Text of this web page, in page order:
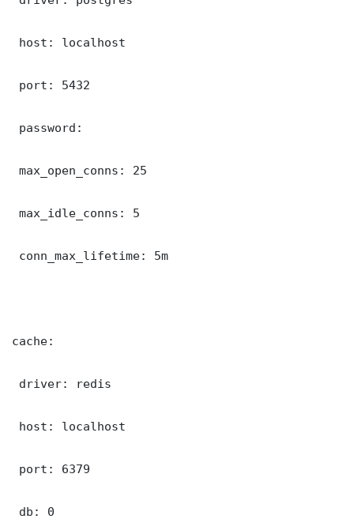
host: localhost
port: 5432
password:
max_open_conns: 25
max_idle_conns: 5
conn_max_lifetime: 5m
cache:
driver: redis
host: localhost
port: 6379
db: 0